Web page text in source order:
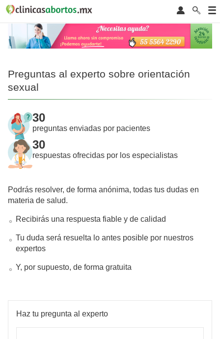
Preguntas al experto sobre orientación
sexual
30
preguntas enviadas por pacientes
30
respuestas ofrecidas por los especialistas
Podrás resolver, de forma anónima, todas tus dudas en
materia de salud.
Recibirás una respuesta fiable y de calidad
Tu duda será resuelta lo antes posible por nuestros
expertos
Y, por supuesto, de forma gratuita
Haz tu pregunta al experto